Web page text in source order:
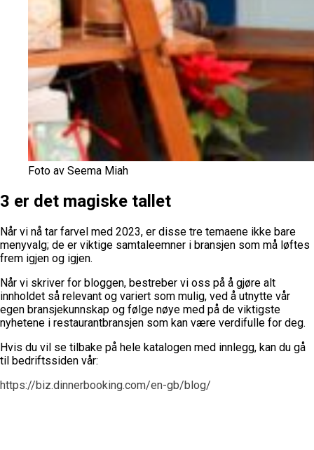
Foto av Seema Miah
3 er det magiske tallet
Når vi nå tar farvel med 2023, er disse tre temaene ikke bare
menyvalg; de er viktige samtaleemner i bransjen som må løftes
frem igjen og igjen.
Når vi skriver for bloggen, bestreber vi oss på å gjøre alt
innholdet så relevant og variert som mulig, ved å utnytte vår
egen bransjekunnskap og følge nøye med på de viktigste
nyhetene i restaurantbransjen som kan være verdifulle for deg.
Hvis du vil se tilbake på hele katalogen med innlegg, kan du gå
til bedriftssiden vår:
https://biz.dinnerbooking.com/en-gb/blog/